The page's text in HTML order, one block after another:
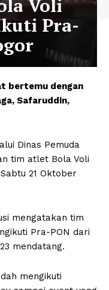
Voli
Pra-
bertemu dengan
Safaruddin,
Dinas Pemuda
tim atlet Bola Voli
21 Oktober
mengatakan tim
Pra-PON dari
mendatang.
mengikuti